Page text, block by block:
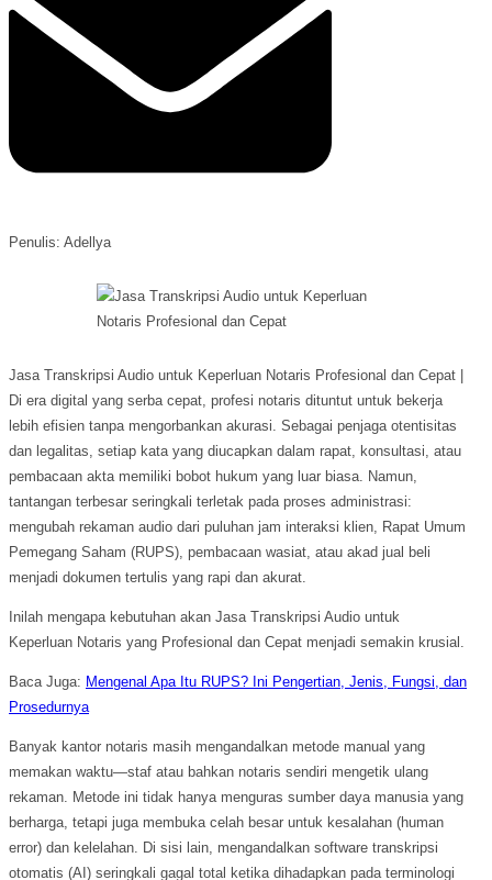
Penulis: Adellya
Jasa Transkripsi Audio untuk Keperluan Notaris Profesional dan Cepat |
Di era digital yang serba cepat, profesi notaris dituntut untuk bekerja
lebih efisien tanpa mengorbankan akurasi. Sebagai penjaga otentisitas
dan legalitas, setiap kata yang diucapkan dalam rapat, konsultasi, atau
pembacaan akta memiliki bobot hukum yang luar biasa. Namun,
tantangan terbesar seringkali terletak pada proses administrasi:
mengubah rekaman audio dari puluhan jam interaksi klien, Rapat Umum
Pemegang Saham (RUPS), pembacaan wasiat, atau akad jual beli
menjadi dokumen tertulis yang rapi dan akurat.
Inilah mengapa kebutuhan akan Jasa Transkripsi Audio untuk
Keperluan Notaris yang Profesional dan Cepat menjadi semakin krusial.
Baca Juga: Mengenal Apa Itu RUPS? Ini Pengertian, Jenis, Fungsi, dan
Prosedurnya
Banyak kantor notaris masih mengandalkan metode manual yang
memakan waktu—staf atau bahkan notaris sendiri mengetik ulang
rekaman. Metode ini tidak hanya menguras sumber daya manusia yang
berharga, tetapi juga membuka celah besar untuk kesalahan (human
error) dan kelelahan. Di sisi lain, mengandalkan software transkripsi
otomatis (AI) seringkali gagal total ketika dihadapkan pada terminologi